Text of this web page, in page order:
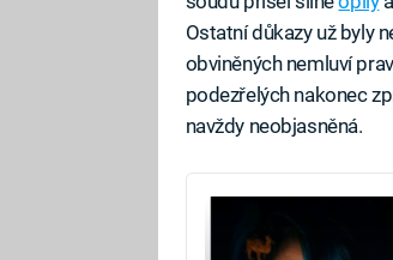
Ostatní důkazy už byly
obviněných nemluví
podezřelých nakonec
navždy neobjasněná.